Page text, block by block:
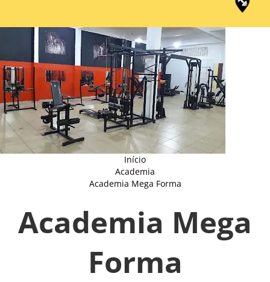
Início
Academia
Academia Mega Forma
Academia Mega
Forma